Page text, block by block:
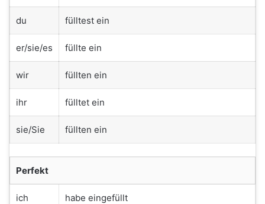
du fülltest ein
er/sie/es füllte ein
wir füllten ein
ihr fülltet ein
sie/Sie füllten ein
Perfekt
ich habe eingefüllt